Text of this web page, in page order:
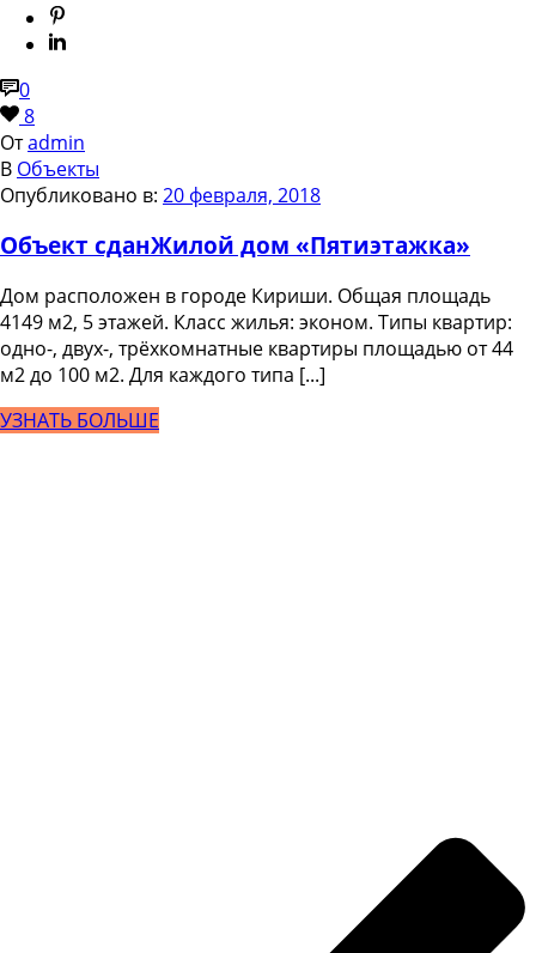
0
8
Отadmin
В Объекты
Опубликовано в: 20 февраля, 2018
Объект сданЖилой дом «Пятиэтажка»
Дом расположен в городе Кириши. Общая площадь
4149 м2, 5 этажей. Класс жилья: эконом. Типы квартир:
одно-, двух-, трёхкомнатные квартиры площадью от 44
м2 до 100 м2. Для каждого типа [...]
УЗНАТЬ БОЛЬШЕ